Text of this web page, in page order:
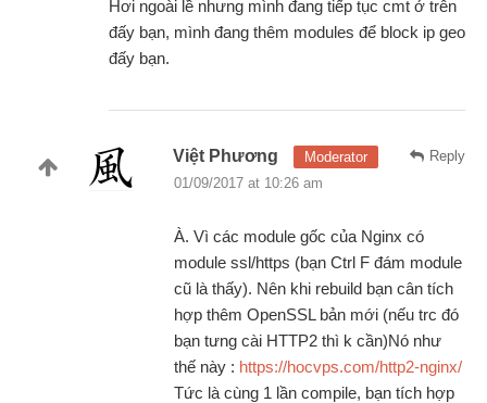
Hơi ngoài lề nhưng mình đang tiếp tục cmt ở trên
đấy bạn, mình đang thêm modules để block ip geo
đấy bạn.
Reply
Việt Phương
Moderator
01/09/2017 at 10:26 am
À. Vì các module gốc của Nginx có
module ssl/https (bạn Ctrl F đám module
cũ là thấy). Nên khi rebuild bạn cân tích
hợp thêm OpenSSL bản mới (nếu trc đó
bạn tưng cài HTTP2 thì k cần)Nó như
thế này : https://hocvps.com/http2-nginx/
Tức là cùng 1 lần compile, bạn tích hợp